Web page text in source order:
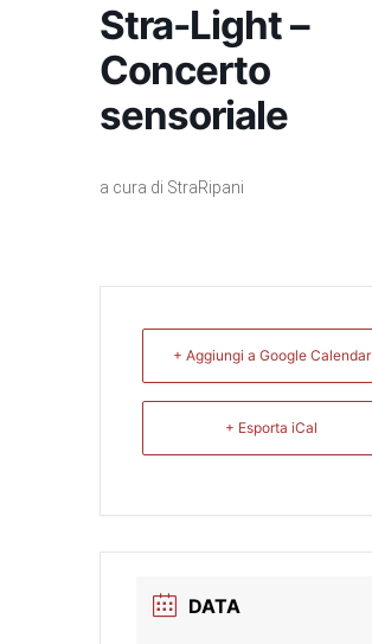
Stra-Light –
Concerto
sensoriale
a cura di StraRipani
+ Aggiungi a Google Calendar
+ Esporta iCal
DATA